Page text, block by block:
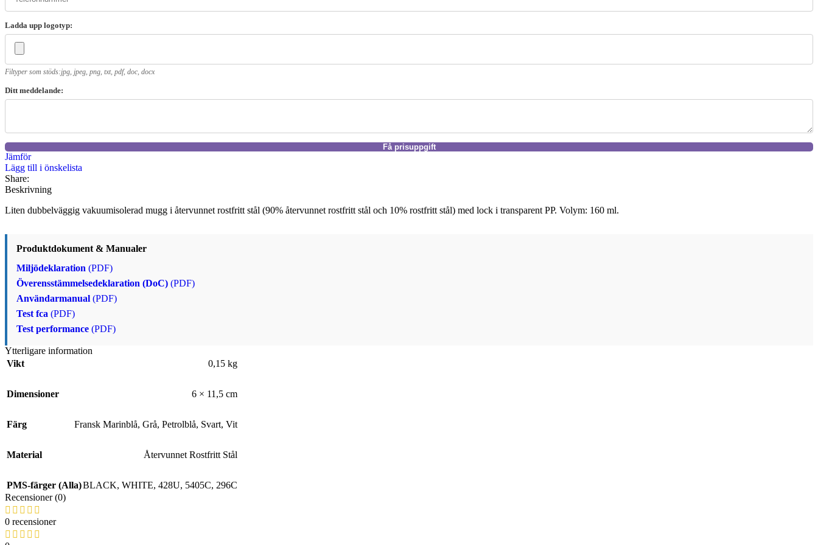
Ladda upp logotyp:
Filtyper som stöds:jpg, jpeg, png, txt, pdf, doc, docx
Ditt meddelande:
Få prisuppgift
Jämför
Lägg till i önskelista
Share:
Beskrivning
Liten dubbelväggig vakuumisolerad mugg i återvunnet rostfritt stål (90% återvunnet rostfritt stål och 10% rostfritt stål) med lock i transparent PP. Volym: 160 ml.
Produktdokument & Manualer
Miljödeklaration (PDF)
Överensstämmelsedeklaration (DoC) (PDF)
Användarmanual (PDF)
Test fca (PDF)
Test performance (PDF)
Ytterligare information
Vikt
0,15 kg
Dimensioner 6 × 11,5 cm
Färg Fransk Marinblå, Grå, Petrolblå, Svart, Vit
Material Återvunnet Rostfritt Stål
PMS-färger (Alla)BLACK, WHITE, 428U, 5405C, 296C
Recensioner (0)
0 recensioner